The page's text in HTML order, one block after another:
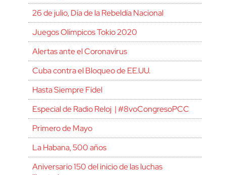
26 de julio, Día de la Rebeldía Nacional
Juegos Olímpicos Tokio 2020
Alertas ante el Coronavirus
Cuba contra el Bloqueo de EE.UU.
Hasta Siempre Fidel
Especial de Radio Reloj | #8voCongresoPCC
Primero de Mayo
La Habana, 500 años
Aniversario 150 del inicio de las luchas